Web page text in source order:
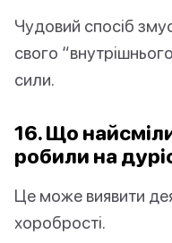
Чудовий спосіб
свого
сили.
16. Що
робили на
Це може виявити
хоробрості.